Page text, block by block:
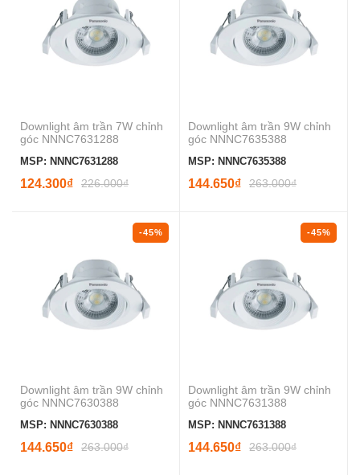
Downlight âm trần 7W chỉnh
góc NNNC7631288
MSP: NNNC7631288
124.300₫ 226.000₫
Downlight âm trần 9W chỉnh
góc NNNC7635388
MSP: NNNC7635388
144.650₫ 263.000₫
-45%
Downlight âm trần 9W chỉnh
góc NNNC7630388
MSP: NNNC7630388
144.650₫ 263.000₫
-45%
Downlight âm trần 9W chỉnh
góc NNNC7631388
MSP: NNNC7631388
144.650₫ 263.000₫